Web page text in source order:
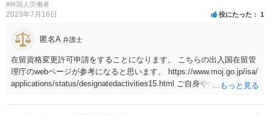
#外国人労働者
2023年7月16日 役にたった 1
匿名A 弁護士
在留資格変更許可申請をすることになります。 こちらの出入国在留管
理庁のwebページが参考になると思います。 https://www.moj.go.jp/isa/
applications/status/designatedactivities15.html ご自身や内定先企業で
いる弁護士や行政書士に相談されるのが良いです。